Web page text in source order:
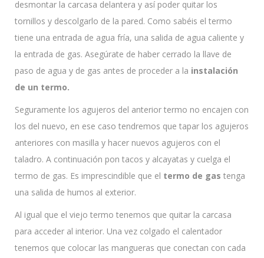
desmontar la carcasa delantera y así poder quitar los
tornillos y descolgarlo de la pared. Como sabéis el termo
tiene una entrada de agua fría, una salida de agua caliente y
la entrada de gas. Asegúrate de haber cerrado la llave de
paso de agua y de gas antes de proceder a la instalación
de un termo.
Seguramente los agujeros del anterior termo no encajen con
los del nuevo, en ese caso tendremos que tapar los agujeros
anteriores con masilla y hacer nuevos agujeros con el
taladro. A continuación pon tacos y alcayatas y cuelga el
termo de gas. Es imprescindible que el termo de gas tenga
una salida de humos al exterior.
Al igual que el viejo termo tenemos que quitar la carcasa
para acceder al interior. Una vez colgado el calentador
tenemos que colocar las mangueras que conectan con cada